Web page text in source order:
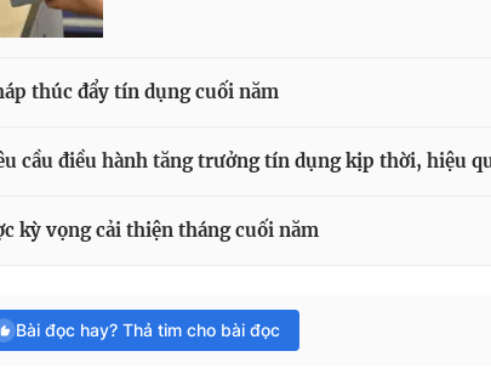
thúc đẩy tín dụng cuối năm
cầu điều hành tăng trưởng tín dụng kịp thời, hiệu
kỳ vọng cải thiện tháng cuối năm
Bài đọc hay? Thả tim cho bài đọc